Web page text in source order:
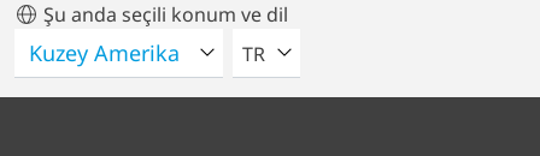
Şu anda seçili konum ve dil
LÜTFEN BIR DIL SEÇIN
TR